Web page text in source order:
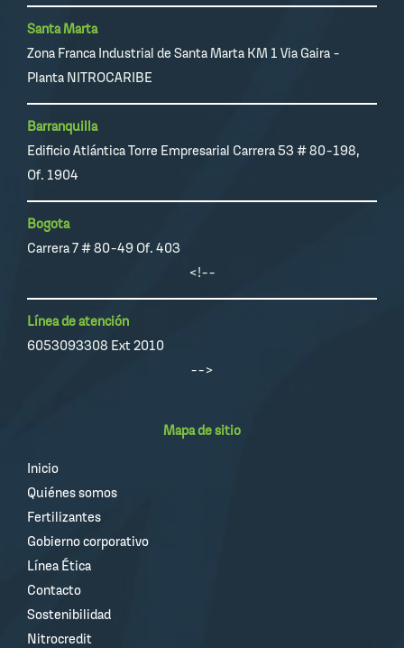
Santa Marta
Zona Franca Industrial de Santa Marta KM 1 Via Gaira -
Planta NITROCARIBE
Barranquilla
Edificio Atlántica Torre Empresarial Carrera 53 # 80-198,
Of. 1904
Bogota
Carrera 7 # 80-49 Of. 403
<!--
Línea de atención
6053093308 Ext 2010
-->
Mapa de sitio
Inicio
Quiénes somos
Fertilizantes
Gobierno corporativo
Línea Ética
Contacto
Sostenibilidad
Nitrocredit